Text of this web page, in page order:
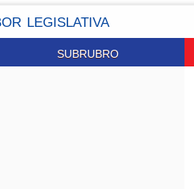
LEGISLATIVA
SUBRUBRO